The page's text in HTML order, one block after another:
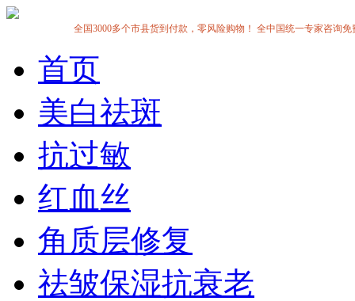
全国3000多个市县货到付款，零风险购物！ 全中国统一专家咨询免
首页
美白祛斑
抗过敏
红血丝
角质层修复
祛皱保湿抗衰老